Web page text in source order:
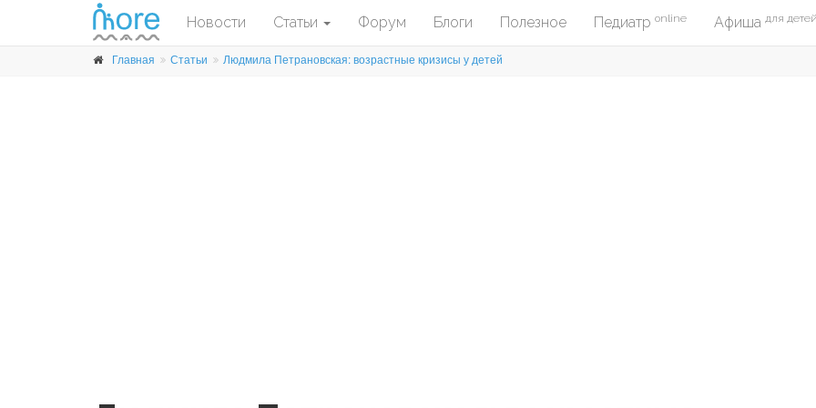
Новости Статьи Форум Блоги Полезное Педиатр online Афиша для детей
Главная Статьи Людмила Петрановская: возрастные кризисы у детей